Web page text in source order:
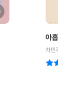
아
차민